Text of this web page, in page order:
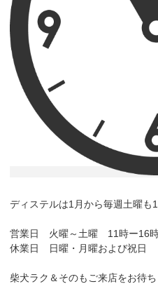
ディステルは1月から毎週土曜も
営業日 火曜～土曜 11時ー16
休業日 日曜・月曜および祝日
柴犬ラク＆そのもご来店をお待ち